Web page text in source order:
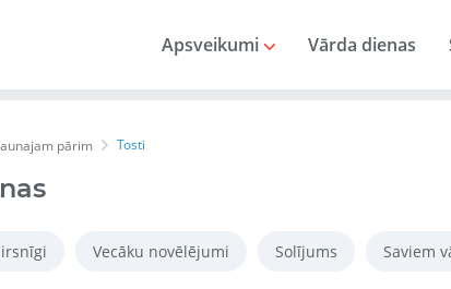
Apsveikumi Vārda dienas
pārim Tosti
Vecāku novēlējumi Solījums Saviem